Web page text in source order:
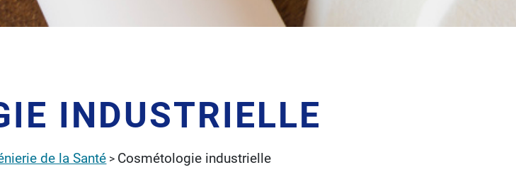
INDUSTRIELLE
de la Santé > Cosmétologie industrielle